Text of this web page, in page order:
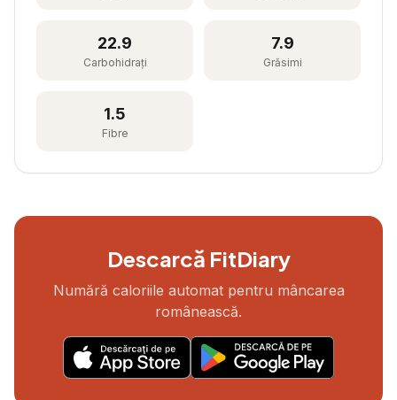
22.9
Carbohidrați
7.9
Grăsimi
1.5
Fibre
Descarcă FitDiary
Numără caloriile automat pentru mâncarea
românească.